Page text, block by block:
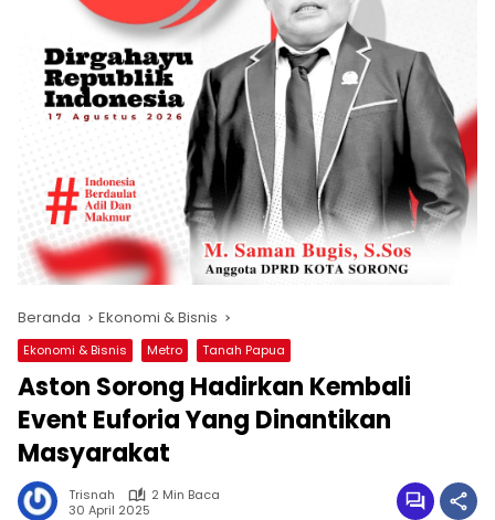
Beranda Ekonomi & Bisnis
Ekonomi & Bisnis Metro Tanah Papua
Aston Sorong Hadirkan Kembali
Event Euforia Yang Dinantikan
Masyarakat
Trisnah
2 Min Baca
30 April 2025